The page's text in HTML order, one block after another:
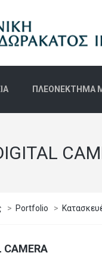
ΠΛΕΟΝΈΚΤΗΜΑ
> Portfolio >
CAMERA